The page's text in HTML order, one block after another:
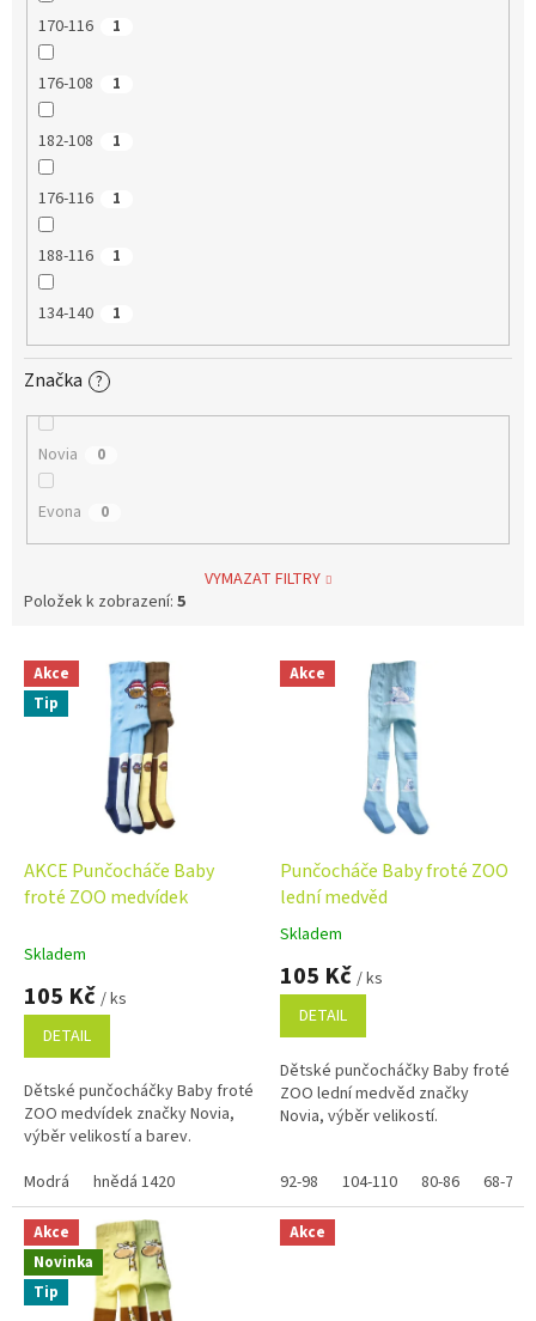
170-116 1
176-108 1
182-108 1
176-116 1
188-116 1
134-140 1
Značka ?
Novia 0
Evona 0
VYMAZAT FILTRY
Položek k zobrazení: 5
p
Akce
Tip
AKCE Punčocháče Baby
froté ZOO medvídek
Skladem
105 Kč / ks
DETAIL
Dětské punčocháčky Baby froté
ZOO medvídek značky Novia,
výběr velikostí a barev.
Modrá
hnědá 1420
Akce
Punčocháče Baby froté ZOO
lední medvěd
Průměrné
hodnocení
produktu
5,0
5
hvězdiček.
Skladem
105 Kč / ks
DETAIL
Dětské punčocháčky Baby froté
ZOO lední medvěd značky
Novia, výběr velikostí.
92-98 104-110 80-86 68-74
Akce
Novinka
Tip
Akce